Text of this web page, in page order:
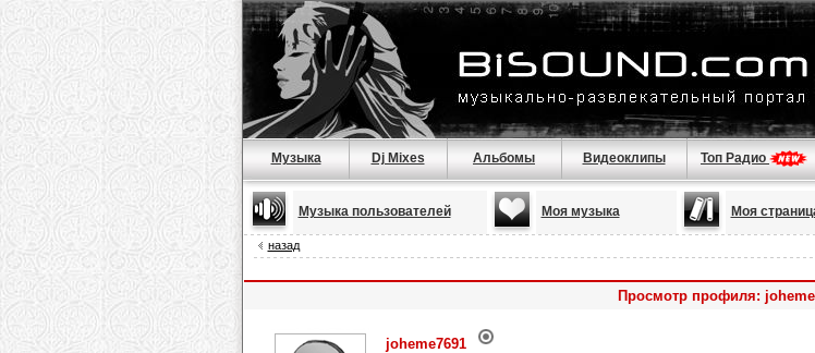
Музыка Dj Mixes Альбомы Видеоклипы Топ Радио
Музыка пользователей Моя музыка Моя
назад
Просмотр профиля:
joheme7691